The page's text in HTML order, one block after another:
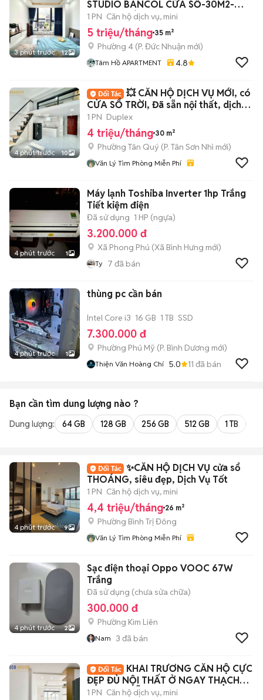
3 phút trước 12
STUDIO BANCOL CỬA SỔ-30M2-
THANG MÁY-CV GIA ĐỊNH
1 PN Căn hộ dịch vụ, mini
5 triệu/tháng 35 m²
Phường 4 (P. Đức Nhuận mới)
Tâm Hồ APARTMENT 4.8
4 phút trước 10
💥 CĂN HỘ DỊCH VỤ MỚI, có
CỬA SỔ TRỜI, Đã sẵn nội thất, dịch
vụ tốt
1 PN Duplex
4 triệu/tháng 30 m²
Phường Tân Quý (P. Tân Sơn Nhì mới)
Văn Lý Tìm Phòng Miễn Phí
4 phút trước 1
Máy lạnh Toshiba Inverter 1hp Trắng
Tiết kiệm điện
Đã sử dụng 1 HP (ngựa)
3.200.000 đ
Xã Phong Phú (Xã Bình Hưng mới)
Ty 7 đã bán
4 phút trước 1
thùng pc cần bán
Intel Core i3 16 GB 1 TB SSD
7.300.000 đ
Phường Phú Mỹ (P. Bình Dương mới)
Thiện Văn Hoàng Chí 5.0 11 đã bán
Bạn cần tìm dung lượng nào ?
Dung lượng: 64 GB 128 GB 256 GB 512 GB 1 TB
4 phút trước 9
✨CĂN HỘ DỊCH VỤ cửa sổ
THOÁNG, siêu đẹp, Dịch Vụ Tốt
1 PN Căn hộ dịch vụ, mini
4,4 triệu/tháng 26 m²
Phường Bình Trị Đông
Văn Lý Tìm Phòng Miễn Phí
4 phút trước 2
Sạc điện thoại Oppo VOOC 67W
Trắng
Đã sử dụng (chưa sửa chữa)
300.000 đ
Phường Kim Liên
Nam 3 đã bán
KHAI TRƯƠNG CĂN HỘ CỰC
ĐẸP ĐỦ NỘI THẤT Ở NGAY THẠCH
LAM NGUYỄN SƠN
1 PN Căn hộ dịch vụ, mini